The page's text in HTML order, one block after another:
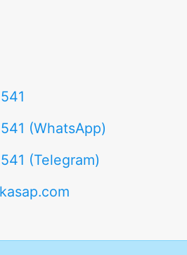
(WhatsApp)
(Telegram)